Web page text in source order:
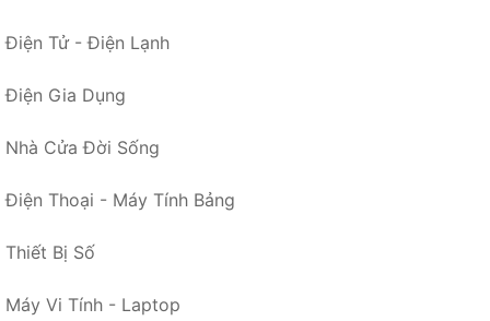
Điện Tử - Điện Lạnh
Điện Gia Dụng
Nhà Cửa Đời Sống
Điện Thoại - Máy Tính Bảng
Thiết Bị Số
Máy Vi Tính - Laptop